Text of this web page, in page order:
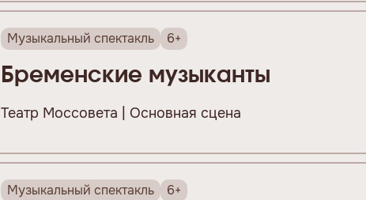
Музыкальный спектакль 6+
Бременские музыканты
Театр Моссовета | Основная сцена
Музыкальный спектакль 6+